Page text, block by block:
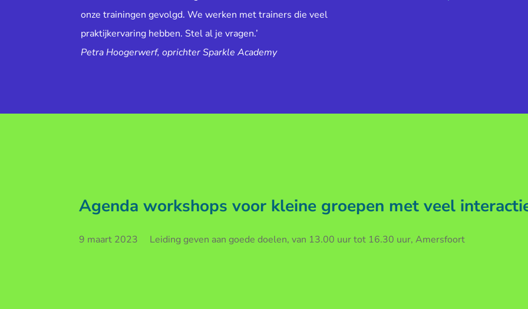
onze trainingen gevolgd. We werken met trainers die veel
praktijkervaring hebben. Stel al je vragen.’
Petra Hoogerwerf, oprichter Sparkle Academy
Agenda workshops voor kleine groepen met veel
9 maart 2023 Leiding geven aan goede doelen, van 13.00 uur tot 16.30 uur, Amersfoort